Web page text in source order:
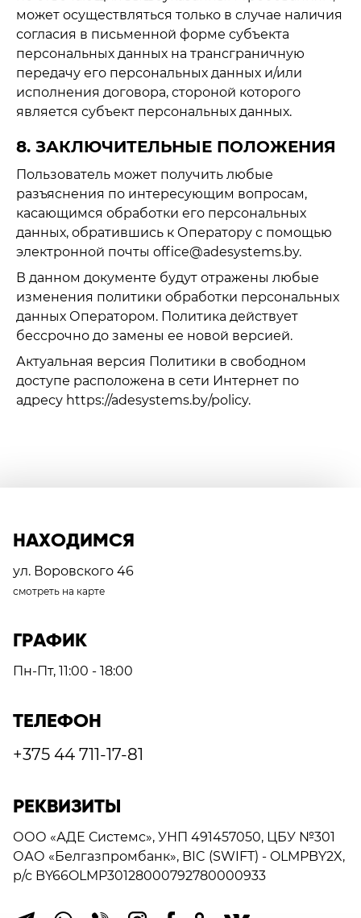
может осуществляться только в случае наличия
согласия в письменной форме субъекта
персональных данных на трансграничную
передачу его персональных данных и/или
исполнения договора, стороной которого
является субъект персональных данных.
8. ЗАКЛЮЧИТЕЛЬНЫЕ ПОЛОЖЕНИЯ
Пользователь может получить любые
разъяснения по интересующим вопросам,
касающимся обработки его персональных
данных, обратившись к Оператору с помощью
электронной почты office@adesystems.by.
В данном документе будут отражены любые
изменения политики обработки персональных
данных Оператором. Политика действует
бессрочно до замены ее новой версией.
Актуальная версия Политики в свободном
доступе расположена в сети Интернет по
адресу https://adesystems.by/policy.
НАХОДИМСЯ
ул. Воровского 46
смотреть на карте
ГРАФИК
Пн-Пт, 11:00 - 18:00
ТЕЛЕФОН
+375 44 711-17-81
РЕКВИЗИТЫ
ООО «АДЕ Системс», УНП 491457050, ЦБУ №301
ОАО «Белгазпромбанк», BIC (SWIFT) - OLMPBY2X,
р/с BY66OLMP30128000792780000933